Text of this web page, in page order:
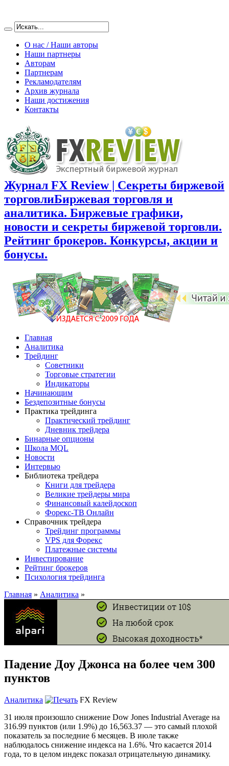
О нас / Наши авторы
Наши партнеры
Авторам
Партнерам
Рекламодателям
Архив журнала
Наши достижения
Контакты
Журнал FX Review | Секреты биржевой
торговлиБиржевая торговля и
аналитика. Биржевые графики,
новости и секреты биржевой торговли.
Рейтинг брокеров. Конкурсы, акции и
бонусы.
Главная
Аналитика
Трейдинг
Советники
Торговые стратегии
Индикаторы
Начинающим
Бездепозитные бонусы
Практика трейдинга
Практический трейдинг
Дневник трейдера
Бинарные опционы
Школа MQL
Новости
Интервью
Библиотека трейдера
Книги для трейдера
Великие трейдеры мира
Финансовый калейдоскоп
Форекс-ТВ Онлайн
Справочник трейдера
Трейдинг программы
VPS для Форекс
Платежные системы
Инвестирование
Рейтинг брокеров
Психология трейдинга
Главная » Аналитика »
Падение Доу Джонса на более чем 300
пунктов
Аналитика
FX Review
31 июля произошло снижение Dow Jones Industrial Average на
316.99 пунктов (или 1.9%) до 16,563.37 — это самый плохой
показатель за последние 6 месяцев. В июле также
наблюдалось снижение индекса на 1.6%. Что касается 2014
года, то в целом индекс показал отрицательную динамику.